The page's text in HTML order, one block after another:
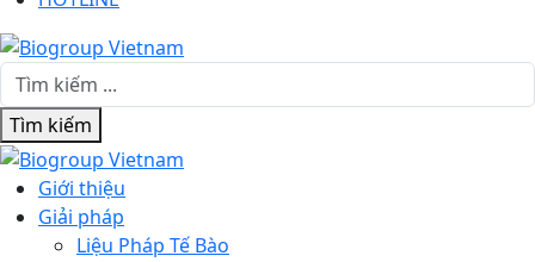
Tìm kiếm
Giới thiệu
Giải pháp
Liệu Pháp Tế Bào